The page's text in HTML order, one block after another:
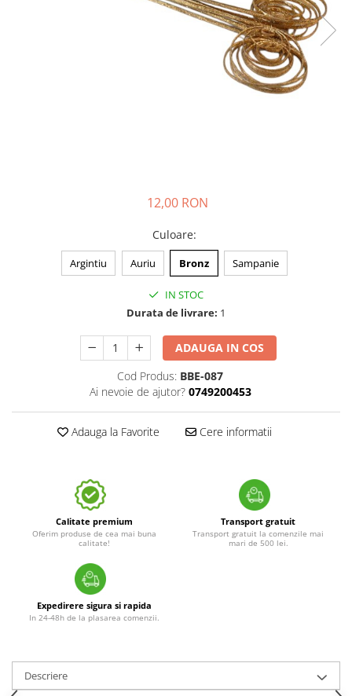
12,00 RON
Culoare:
Argintiu Auriu Bronz Sampanie
IN STOC
Durata de livrare: 1
ADAUGA IN COS
Cod Produs: BBE-087
Ai nevoie de ajutor? 0749200453
Adauga la Favorite Cere informatii
Calitate premium
Oferim produse de cea mai buna
calitate!
Transport gratuit
Transport gratuit la comenzile mai
mari de 500 lei.
Expedirere sigura si rapida
In 24-48h de la plasarea comenzii.
Descriere